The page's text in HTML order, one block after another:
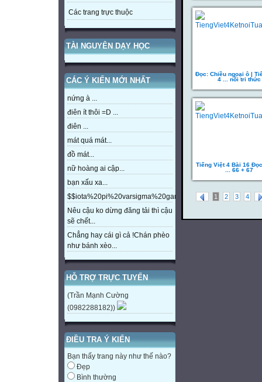
Các trang trực thuộc
TÀI NGUYÊN DẠY HỌC
CÁC Ý KIẾN MỚI NHẤT
nứng à ...
điên ít thôi =D ...
điên ...
mát quá mát...
đồ mát...
nữ hoàng ai cập...
bạn xấu xa...
Nêu cậu ko dừng đăng tải thì cậu
sẽ chết...
Chẳng hay cái gì cả !Chán phèo
như bánh xèo...
HỖ TRỢ TRỰC TUYẾN
(Trần Mạnh Cường
(0982288182))
ĐIỀU TRA Ý KIẾN
Bạn thấy trang này như thế nào?
Đẹp
Bình thường
Đọc: Chiều ngoại ô |
4 ... nối tri thức
Tiếng Việt 4 Bài 16
... 66 + 67
1 2 3 4